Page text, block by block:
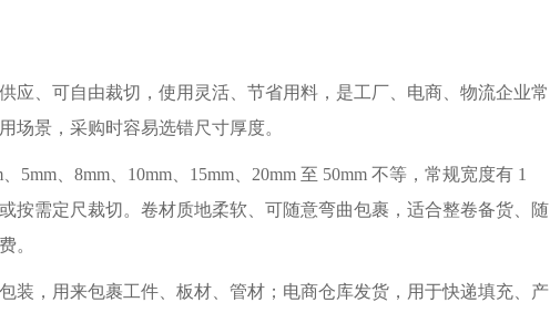
应、可自由裁切，使用灵活、节省用料，是工厂、电商、物流企业常
场景，采购时容易选错尺寸厚度。
、8mm、10mm、15mm、20mm 至 50mm 不等，常规宽度有 1
按需定尺裁切。卷材质地柔软、可随意弯曲包裹，适合整卷备货、随
。
装，用来包裹工件、板材、管材；电商仓库发货，用于快递填充、产